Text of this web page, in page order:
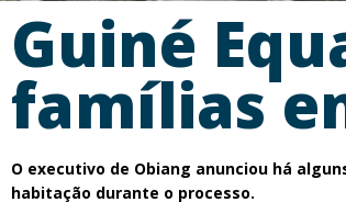
Guiné
famílias
O executivo de Obiang anunciou há
habitação durante o processo.